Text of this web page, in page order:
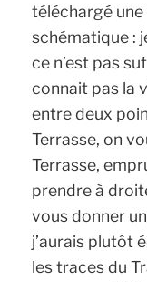
téléchargé
schématique :
ce n’est pas
connait pas la
entre deux
Terrasse, on
Terrasse,
prendre à
vous donner
j’aurais plutôt
les traces du